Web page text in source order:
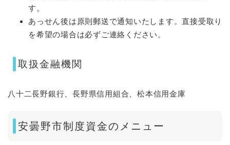
す。
あっせん後は原則郵送で通知いたします。直接受取り
を希望の場合は必ずご連絡ください。
取扱金融機関
八十二長野銀行、長野県信用組合、松本信用金庫
安曇野市制度資金のメニュー